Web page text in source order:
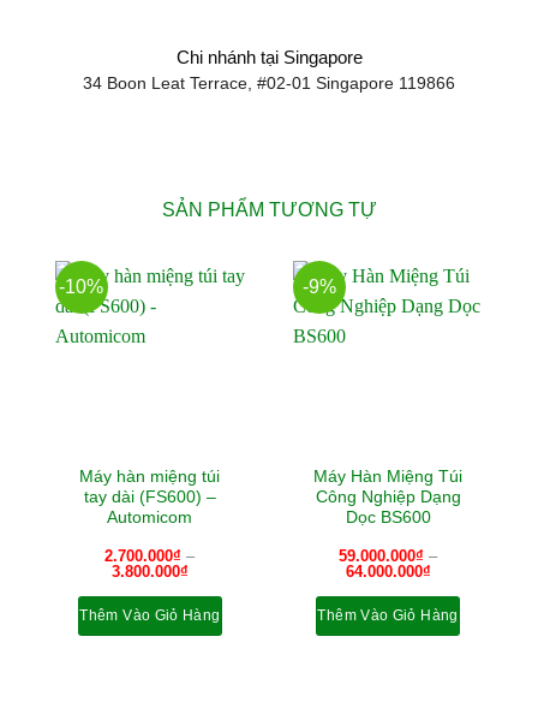
Chi nhánh tại Singapore
34 Boon Leat Terrace, #02-01 Singapore 119866
SẢN PHẨM TƯƠNG TỰ
-10%
Máy hàn miệng túi
tay dài (FS600) –
Automicom
2.700.000₫ –
3.800.000₫Khoảng
từ
2.700.000₫
đến
Thêm Vào Giỏ Hàng
-9%
Máy Hàn Miệng Túi
Công Nghiệp Dạng
Dọc BS600
59.000.000₫ –
64.000.000₫Khoảng
từ
59.000.000₫
đến
Thêm Vào Giỏ Hàng